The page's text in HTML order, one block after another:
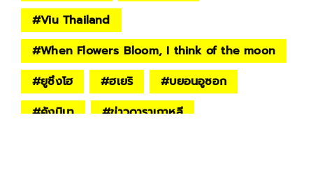
#Viu Thailand
#When Flowers Bloom, I think of the moon
#ยูซึงโฮ #ฮเยริ #บยอนอูซอก
#คังมินา #ข่าวดาราเกาหลี